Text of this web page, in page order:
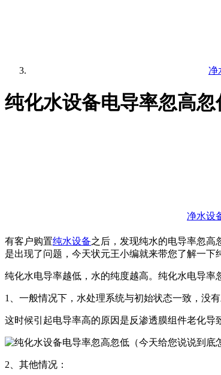
净
纯化水设备电导率忽高忽
净水设
有客户购置纯水设备之后，发现纯水的电导率忽高
是出现了问题，今天状元王小编就来带您了解一下
纯化水电导率越低，水的纯度越高。纯化水电导率
1、一般情况下，水处理系统与初始状态一致，没
这时候引起电导率高的原因是反渗透膜组件老化
2、其他情况：